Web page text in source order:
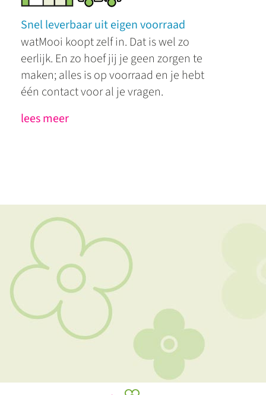
Snel leverbaar uit eigen voorraad
watMooi koopt zelf in. Dat is wel zo
eerlijk. En zo hoef jij je geen zorgen te
maken; alles is op voorraad en je hebt
één contact voor al je vragen.
lees meer